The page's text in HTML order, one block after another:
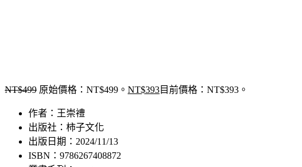
NT$499 原始價格：NT$499。 NT$393目前價格：NT$393。
作者：王崇禮
出版社：柿子文化
出版日期：2024/11/13
ISBN：9786267408872